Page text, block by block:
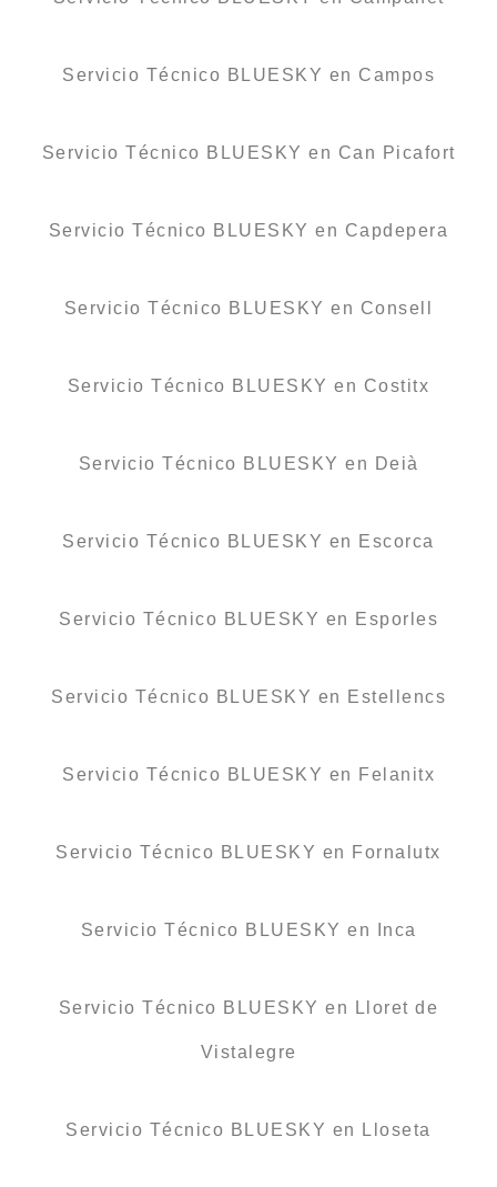
Servicio Técnico BLUESKY en Campos
Servicio Técnico BLUESKY en Can Picafort
Servicio Técnico BLUESKY en Capdepera
Servicio Técnico BLUESKY en Consell
Servicio Técnico BLUESKY en Costitx
Servicio Técnico BLUESKY en Deià
Servicio Técnico BLUESKY en Escorca
Servicio Técnico BLUESKY en Esporles
Servicio Técnico BLUESKY en Estellencs
Servicio Técnico BLUESKY en Felanitx
Servicio Técnico BLUESKY en Fornalutx
Servicio Técnico BLUESKY en Inca
Servicio Técnico BLUESKY en Lloret de
Vistalegre
Servicio Técnico BLUESKY en Lloseta